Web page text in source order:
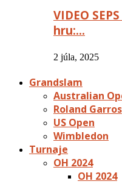
VIDEO
hru:…
2 júla, 2025
Grandslam
Australian
Roland Garros
US Open
Wimbledon
Turnaje
OH 2024
OH 2024